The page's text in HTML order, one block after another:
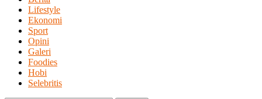
Lifestyle
Ekonomi
Sport
Opini
Galeri
Foodies
Hobi
Selebritis